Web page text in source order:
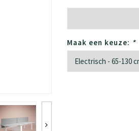
Maak een keuze: *